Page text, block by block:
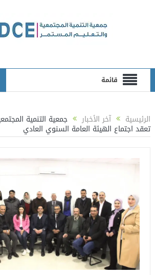
قائمة
الرئيسية آخر الأخبار جمعية التنمية
تعقد اجتماع الهيئة العامة السنوي العادي